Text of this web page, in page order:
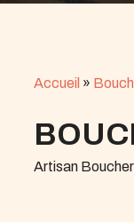
Accueil »
Artisan